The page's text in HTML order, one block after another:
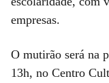
empresas.
O mutirão será na
13h, no Centro